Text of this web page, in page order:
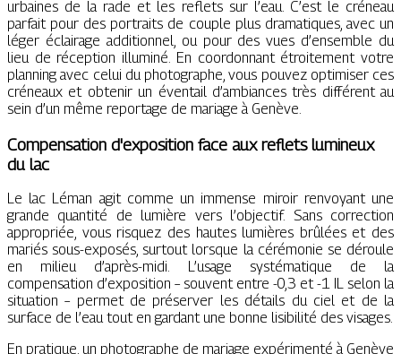
urbaines de la rade et les reflets sur l’eau. C’est le créneau
parfait pour des portraits de couple plus dramatiques, avec un
léger éclairage additionnel, ou pour des vues d’ensemble du
lieu de réception illuminé. En coordonnant étroitement votre
planning avec celui du photographe, vous pouvez optimiser ces
créneaux et obtenir un éventail d’ambiances très différent au
sein d’un même reportage de mariage à Genève.
Compensation d'exposition face aux reflets lumineux
du lac
Le lac Léman agit comme un immense miroir renvoyant une
grande quantité de lumière vers l’objectif. Sans correction
appropriée, vous risquez des hautes lumières brûlées et des
mariés sous-exposés, surtout lorsque la cérémonie se déroule
en milieu d’après-midi. L’usage systématique de la
compensation d’exposition – souvent entre -0,3 et -1 IL selon la
situation – permet de préserver les détails du ciel et de la
surface de l’eau tout en gardant une bonne lisibilité des visages.
En pratique, un photographe de mariage expérimenté à Genève